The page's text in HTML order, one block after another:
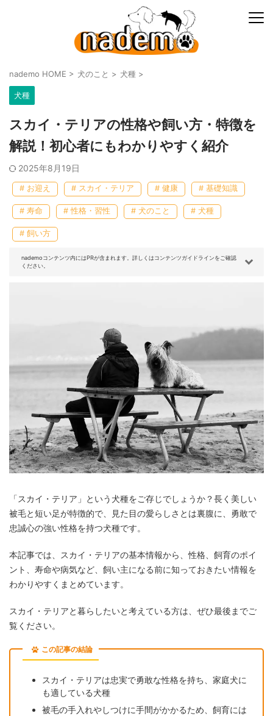
nademo HOME > 犬のこと > 犬種 >
犬種
スカイ・テリアの性格や飼い方・特徴を
解説！初心者にもわかりやすく紹介
2025年8月19日
# お迎え # スカイ・テリア # 健康 # 基礎知識
# 寿命 # 性格・習性 # 犬のこと # 犬種
# 飼い方
nademoコンテンツ内にはPRが含まれます。詳しくはコンテンツガイドラインをご確認
ください。
「スカイ・テリア」という犬種をご存じでしょうか？長く美しい
被毛と短い足が特徴的で、見た目の愛らしさとは裏腹に、勇敢で
忠誠心の強い性格を持つ犬種です。
本記事では、スカイ・テリアの基本情報から、性格、飼育のポイ
ント、寿命や病気など、飼い主になる前に知っておきたい情報を
わかりやすくまとめています。
スカイ・テリアと暮らしたいと考えている方は、ぜひ最後までご
覧ください。
この記事の結論
スカイ・テリアは忠実で勇敢な性格を持ち、家庭犬に
も適している犬種
被毛の手入れやしつけに手間がかかるため、飼育には